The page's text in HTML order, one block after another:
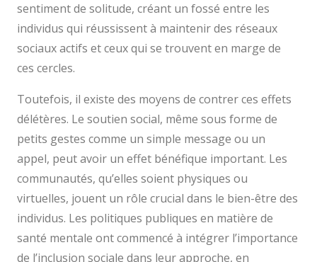
sentiment de solitude, créant un fossé entre les
individus qui réussissent à maintenir des réseaux
sociaux actifs et ceux qui se trouvent en marge de
ces cercles.
Toutefois, il existe des moyens de contrer ces effets
délétères. Le soutien social, même sous forme de
petits gestes comme un simple message ou un
appel, peut avoir un effet bénéfique important. Les
communautés, qu’elles soient physiques ou
virtuelles, jouent un rôle crucial dans le bien-être des
individus. Les politiques publiques en matière de
santé mentale ont commencé à intégrer l’importance
de l’inclusion sociale dans leur approche, en